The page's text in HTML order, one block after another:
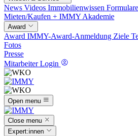
News Videos Immobilienwissen
Mieten/Kaufen + IMMY Akademie
Award
Award IMMY-Award-Anmeldung Ziele
Fotos
Presse
Mitarbeiter Login
Open menu
Close menu
Expert:innen